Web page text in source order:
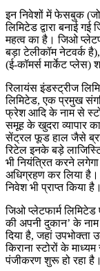
इन निवेशों में फेसबुक (जो
लिमिटेड द्वारा बनाई
महत्व का है। जिओ
बड़ा टेलीकॉम नेटवर्क
(ई-कॉमर्स मार्केट प्लेस)
रिलायंस इंडस्ट्रीज
लिमिटेड, एक प्रमुख
फ्रेश आदि के नाम से
समूह के खुदरा व्यापार
सेंट्रल फूड हाल जैसे
रिटेल इनके बड़े
भी नियंत्रित करने
अधिग्रहण कर लिया है।
निवेश भी प्राप्त किया है।
जिओ प्लेटफार्म लिमिटेड
की अपनी दुकान’ के
दिया है, जहां
किराना स्टोरों के
पंजीकरण शुरू हो रहा है।